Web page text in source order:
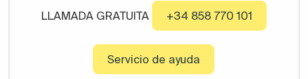
LLAMADA GRATUITA +34 858 770 101
Servicio de ayuda